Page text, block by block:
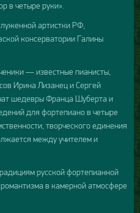
в четыре руки».
артистки РФ,
консерватории Галины
— известные пианисты,
Ирина Лизанец и Сергей
шедевры Франца Шуберта и
для фортепиано в четыре
творческого единения
между учителем и
русской фортепианной
в камерной атмосфере